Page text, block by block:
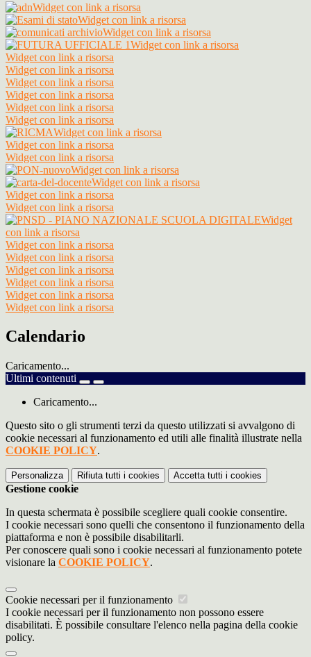
Widget con link a risorsa
Widget con link a risorsa
Widget con link a risorsa
Widget con link a risorsa
Widget con link a risorsa
Widget con link a risorsa
Widget con link a risorsa
Widget con link a risorsa
Widget con link a risorsa
Widget con link a risorsa
Widget con link a risorsa
Widget con link a risorsa
Widget con link a risorsa
Widget con link a risorsa
Widget con link a risorsa
Widget con link a risorsa
Widget con link a risorsa
Widget
con link a risorsa
Widget con link a risorsa
Widget con link a risorsa
Widget con link a risorsa
Widget con link a risorsa
Widget con link a risorsa
Widget con link a risorsa
Calendario
Caricamento...
Ultimi contenuti
Caricamento...
Questo sito o gli strumenti terzi da questo utilizzati si avvalgono di
cookie necessari al funzionamento ed utili alle finalità illustrate nella
COOKIE POLICY.
Personalizza Rifiuta tutti i cookies Accetta tutti i cookies
Gestione cookie
In questa schermata è possibile scegliere quali cookie consentire.
I cookie necessari sono quelli che consentono il funzionamento della
piattaforma e non è possibile disabilitarli.
Per conoscere quali sono i cookie necessari al funzionamento potete
visionare la COOKIE POLICY.
Cookie necessari per il funzionamento
I cookie necessari per il funzionamento non possono essere
disabilitati. È possibile consultare l'elenco nella pagina della cookie
policy.